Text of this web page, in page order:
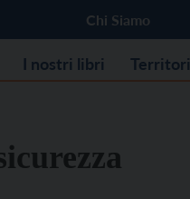
Chi Siamo
I nostri libri Territori